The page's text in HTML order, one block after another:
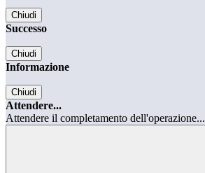
Chiudi
Successo
Chiudi
Informazione
Chiudi
Attendere...
Attendere il completamento dell'operazione...